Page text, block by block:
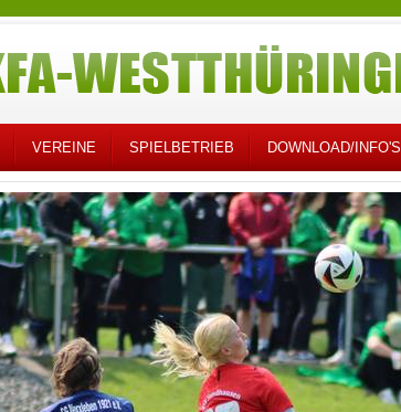
VEREINE SPIELBETRIEB DOWNLOAD/INFO'S